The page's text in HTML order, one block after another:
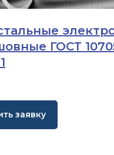
ГОСТ
заявку